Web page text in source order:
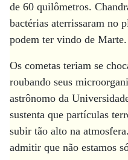
de 60 quilômetros.
bactérias aterrissaram no
podem ter vindo de Marte.
Os cometas teriam se
roubando seus
astrônomo da
sustenta que partículas
subir tão alto na
admitir que não estamos